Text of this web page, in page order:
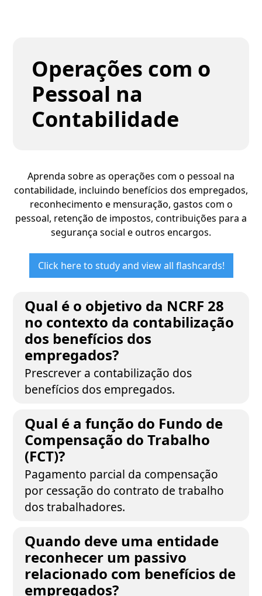
Operações com o
Pessoal na
Contabilidade
Aprenda sobre as operações com o pessoal na
contabilidade, incluindo benefícios dos empregados,
reconhecimento e mensuração, gastos com o
pessoal, retenção de impostos, contribuições para a
segurança social e outros encargos.
Click here to study and view all flashcards!
Qual é o objetivo da NCRF 28
no contexto da contabilização
dos benefícios dos
empregados?
Prescrever a contabilização dos
benefícios dos empregados.
Qual é a função do Fundo de
Compensação do Trabalho
(FCT)?
Pagamento parcial da compensação
por cessação do contrato de trabalho
dos trabalhadores.
Quando deve uma entidade
reconhecer um passivo
relacionado com benefícios de
empregados?